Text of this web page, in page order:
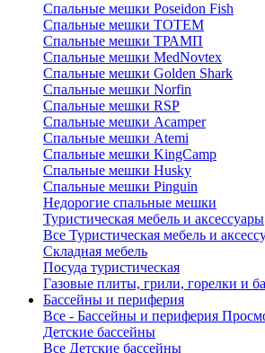
Спальные мешки Poseidon Fish
Спальные мешки ТОТЕМ
Спальные мешки ТРАМП
Cпальные мешки MedNovtex
Спальные мешки Golden Shark
Спальные мешки Norfin
Спальные мешки RSP
Спальные мешки Acamper
Спальные мешки Atemi
Спальные мешки KingCamp
Спальные мешки Husky
Спальные мешки Pinguin
Недорогие спальные мешки
Туристическая мебель и аксессуары
Все Туристическая мебель и
Складная мебель
Посуда туристическая
Газовые плиты, грили, горелки и
Бассейны и периферия
Все - Бассейны и периферия
Детские бассейны
Все Детские бассейны